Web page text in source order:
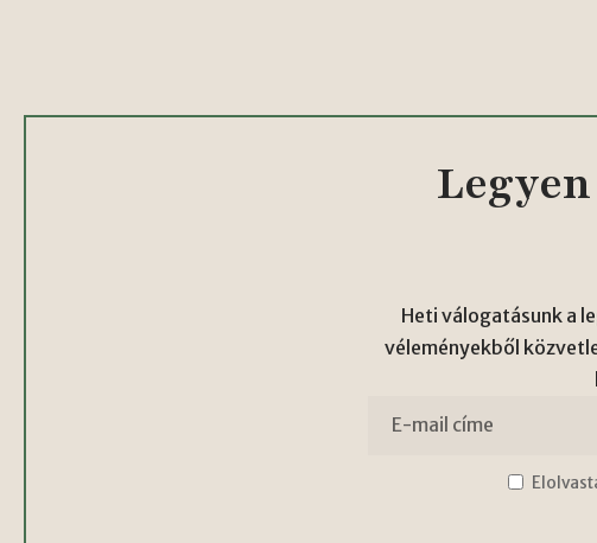
Heti válogatásunk a
véleményekből